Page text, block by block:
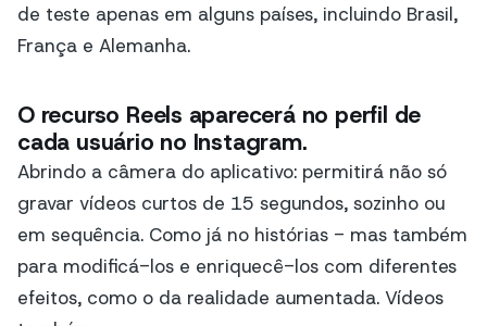
de teste apenas em alguns países, incluindo Brasil,
França e Alemanha.
O recurso Reels aparecerá no perfil de
cada usuário no Instagram.
Abrindo a câmera do aplicativo: permitirá não só
gravar vídeos curtos de 15 segundos, sozinho ou
em sequência. Como já no histórias - mas também
para modificá-los e enriquecê-los com diferentes
efeitos, como o da realidade aumentada. Vídeos